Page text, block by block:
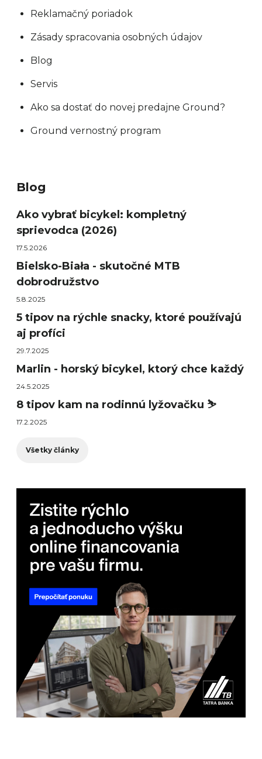
Reklamačný poriadok
Zásady spracovania osobných údajov
Blog
Servis
Ako sa dostať do novej predajne Ground?
Ground vernostný program
Blog
Ako vybrať bicykel: kompletný
sprievodca (2026)
17.5.2026
Bielsko-Biała - skutočné MTB
dobrodružstvo
5.8.2025
5 tipov na rýchle snacky, ktoré používajú
aj profíci
29.7.2025
Marlin - horský bicykel, ktorý chce každý
24.5.2025
8 tipov kam na rodinnú lyžovačku ⛷️
17.2.2025
Všetky články